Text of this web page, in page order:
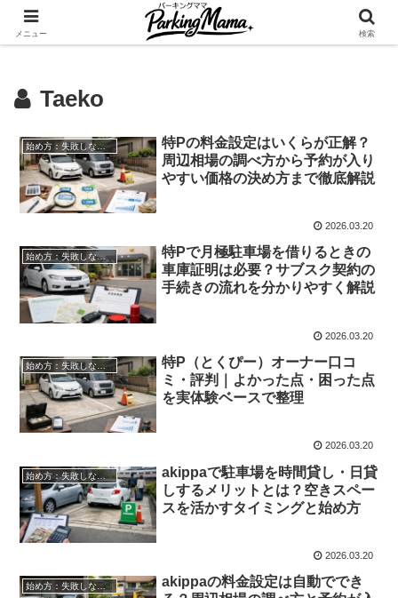
✨空き家・自宅の駐車場を貸してゆとりget🍵
Taeko
始め方：失敗しない自宅駐車場貸し出し
特Pの料金設定はいくらが正解？
周辺相場の調べ方から予約が入り
やすい価格の決め方まで徹底解説
2026.03.20
始め方：失敗しない自宅駐車場貸し出し
特Pで月極駐車場を借りるときの
車庫証明は必要？サブスク契約の
手続きの流れを分かりやすく解説
2026.03.20
始め方：失敗しない自宅駐車場貸し出し
特P（とくぴー）オーナー口コ
ミ・評判｜よかった点・困った点
を実体験ベースで整理
2026.03.20
akippaで駐車場を時間貸し・日貸
しするメリットとは？空きスペー
スを活かすタイミングと始め方
2026.03.20
始め方：失敗しない自宅駐車場貸し出し
akippaの料金設定は自動ででき
メニュー 検索